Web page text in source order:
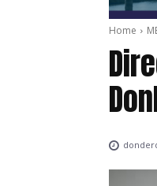
Home